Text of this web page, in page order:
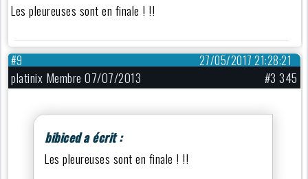
Les pleureuses sont en finale ! !!
27/05/2017 21:28:21
#9
platinix Membre 07/07/2013 #3 345
bibiced a écrit :
Les pleureuses sont en finale ! !!